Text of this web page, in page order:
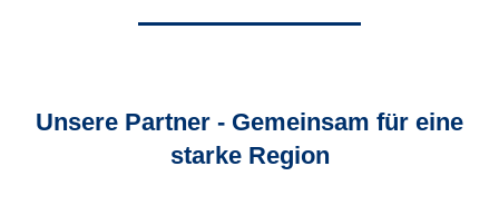
Unsere Partner - Gemeinsam für eine
starke Region